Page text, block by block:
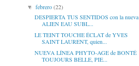
▼febrero(22)
DESPIERTA TUS SENTIDOS con la nueva
ALIEN EAU SUBL...
LE TEINT TOUCHE ÉCLAT de YVES
SAINT LAURENT, quien...
NUEVA LÍNEA PHYTO-AGE de BONTÉ
TOUJOURS BELLE, PIE...